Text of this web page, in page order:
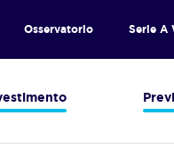
Osservatorio Serie A